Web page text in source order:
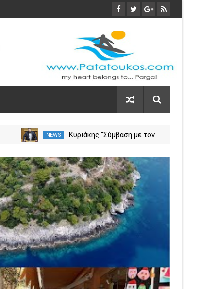
NEWS
Κυριάκης "Σύμβαση με τον
χρηματοδότηση της
λειτουργίας του"